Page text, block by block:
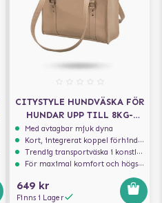
CITYSTYLE HUNDVÄSKA FÖR
HUNDAR UPP TILL 8KG-
CAPPUCCINO
Med avtagbar mjuk dyna
Kort, integrerat koppel förhindrar att hunden hoppar ur
Trendig transportväska i konstläder
För maximal komfort och högsta säkerhet
649 kr
Finns i Lager